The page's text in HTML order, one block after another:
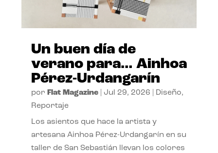
Un buen día de
verano para… Ainhoa
Pérez-Urdangarín
por Flat Magazine| Jul 29, 2026 Diseño,
Reportaje
Los asientos que hace la artista y
artesana Ainhoa Pérez-Urdangarín en su
taller de San Sebastián llevan los colores